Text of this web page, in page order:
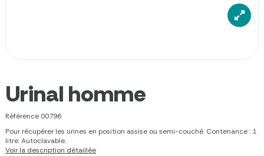
Urinal homme
Référence 00796
Pour récupérer les urines en position assise ou semi-couché. Contenance : 1
litre. Autoclavable.
Voir la description détaillée